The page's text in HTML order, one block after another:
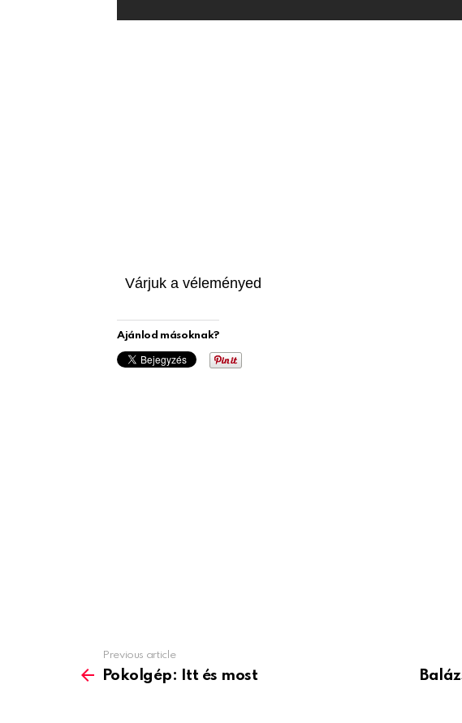
Várjuk a véleményed
Ajánlod másoknak?
more
Previous article
Pokolgép: Itt és most